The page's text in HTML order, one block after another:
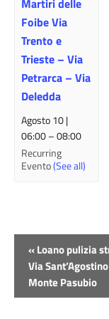
Martiri delle
Foibe Via
Trento e
Trieste – Via
Petrarca – Via
Deledda
Agosto 10 |
06:00–08:00
Recurring
Evento(See all)
Evento
«Loano pulizia
Via
Monte Pasubio